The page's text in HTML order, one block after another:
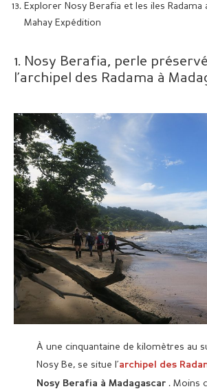
Explorer Nosy Berafia et les iles Radama
Mahay Expédition
1. Nosy Berafia, perle
l’archipel des Radama à
À une cinquantaine de kilomètres au
Nosy Be, se situe l’archipel des
Nosy Berafia à Madagascar. Moins